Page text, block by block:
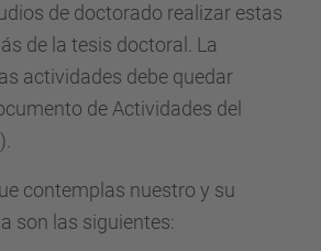
de doctorado realizar estas
de la tesis doctoral. La
actividades debe quedar
de Actividades del
contemplas nuestro y su
son las siguientes: